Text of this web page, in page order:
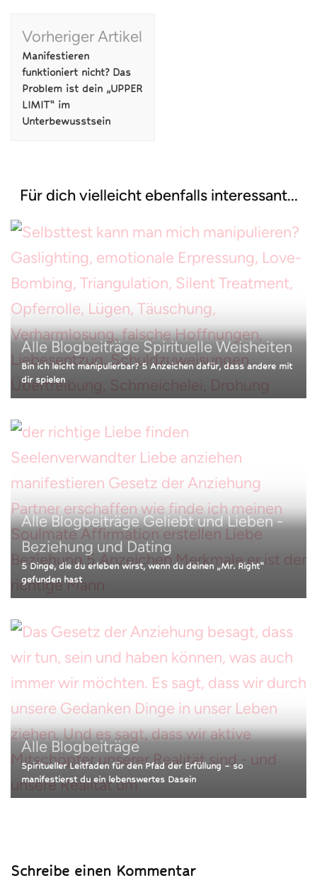
Beitragsnavigation
Vorheriger Artikel
Manifestieren
funktioniert nicht? Das
Problem ist dein „UPPER
LIMIT“ im
Unterbewusstsein
Für dich vielleicht ebenfalls interessant...
Alle BlogbeiträgeSpirituelle Weisheiten
Bin ich leicht manipulierbar? 5 Anzeichen dafür, dass andere mit
dir spielen
Alle BlogbeiträgeGeliebt und Lieben -
Beziehung und Dating
5 Dinge, die du erleben wirst, wenn du deinen „Mr. Right“
gefunden hast
Alle Blogbeiträge
Spiritueller Leitfaden für den Pfad der Erfüllung – so
manifestierst du ein lebenswertes Dasein
Schreibe einen Kommentar